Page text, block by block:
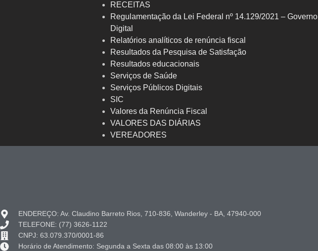
RECEITAS
Regulamentação da Lei Federal nº 14.129/2021 – Governo
Digital
Relatórios analíticos de renúncia fiscal
Resultados da Pesquisa de Satisfação
Resultados educacionais
Serviços de Saúde
Serviços Públicos Digitais
SIC
Valores da Renúncia Fiscal
VALORES DAS DIÁRIAS
VEREADORES
ENDEREÇO: Av. Claudino Barreto Rios, 710-836, Wanderley - BA, 47940-000
TELEFONE: (77) 3626-1122
CNPJ: 63.079.370/0001-86
Horário de Atendimento: Segunda a Sexta das 08:00 às 13:00